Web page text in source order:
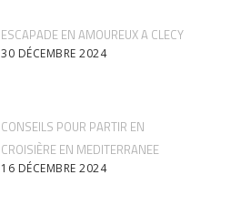
ESCAPADE EN AMOUREUX A CLECY
30 DÉCEMBRE 2024
CONSEILS POUR PARTIR EN
CROISIÈRE EN MEDITERRANEE
16 DÉCEMBRE 2024